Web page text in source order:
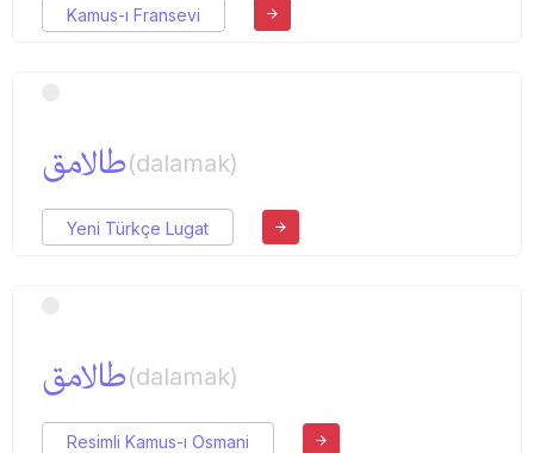
Kamus-ı Fransevi
طالامق(dalamak)
Yeni Türkçe Lugat
طالامق(dalamak)
Resimli Kamus-ı Osmani